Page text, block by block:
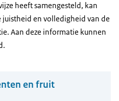
heeft samengesteld, kan
en volledigheid van de
Aan deze informatie kunnen
en fruit